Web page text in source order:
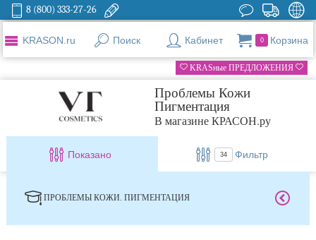
8 (800) 333-27-26
KRASON.ru Поиск Кабинет 0 Корзина
KRASные ПРЕДЛОЖЕНИЯ
Проблемы Кожи
Пигментация
В магазине КРАСОН.ру
Показано 34 Фильтр
ПРОБЛЕМЫ КОЖИ. ПИГМЕНТАЦИЯ